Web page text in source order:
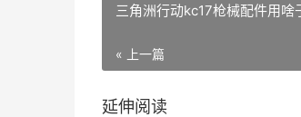
三角洲行动kc17枪械配件用啥
« 上一篇
延伸阅读